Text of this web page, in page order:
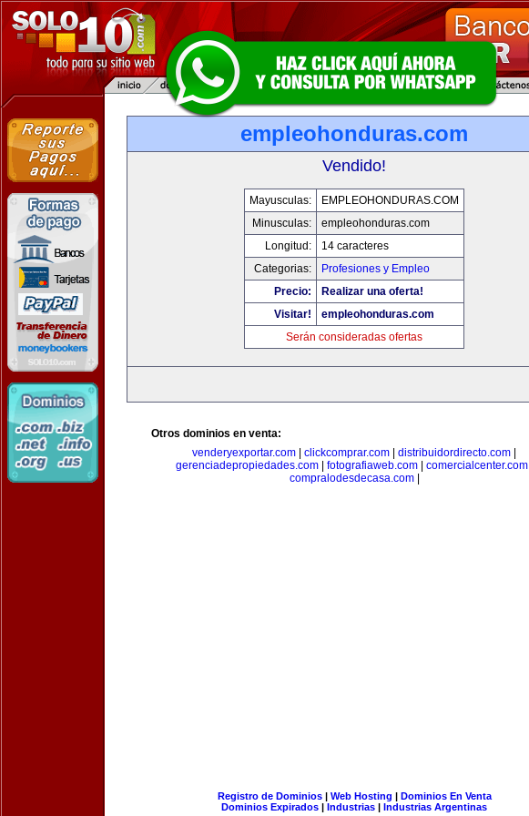
empleohonduras.com
Vendido!
Mayusculas:
EMPLEOHONDURAS.COM
Minusculas:
empleohonduras.com
Longitud:
14 caracteres
Categorias:
Profesiones y Empleo
Precio:
Realizar una oferta!
Visitar!
empleohonduras.com
Serán consideradas ofertas
Otros dominios en venta:
venderyexportar.com
clickcomprar.com distribuidordirecto.com
gerenciadepropiedades.com| fotografiaweb.com| comercialcenter.com|
compralodesdecasa.com|
Registro de Dominios| Web Hosting | Dominios En Venta
Dominios Expirados | Industrias | Industrias Argentinas